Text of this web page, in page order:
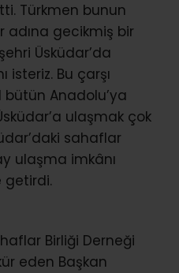
Türkmen bunun
adına gecikmiş bir
Üsküdar’da
isteriz. Bu çarşı
bütün Anadolu’ya
ulaşmak çok
sahaflar
ulaşma imkânı
getirdi.
Birliği Derneği
eden Başkan